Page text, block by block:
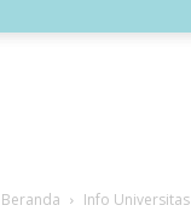
Beranda Info Universitas